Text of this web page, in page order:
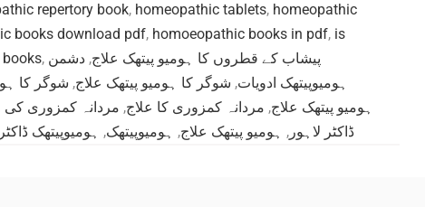
repertory book, homeopathic tablets, homeopathic
books download pdf, homoeopathic books in pdf, is
books, پیشاب کے قطروں کا ہومیو پیتھک علاج, دشمن
ہومیوپیتھک ادویات, شوگر کا ہومیو پیتھک علاج, شوگر کا
ہومیو پیتھک علاج, مردانہ کمزوری کا علاج, مردانہ کمزوری کی
ڈاکٹر لاہور , ہومیو پیتھک علاج, ہومیوپیتھک, ہومیوپیتھک ڈاکٹر